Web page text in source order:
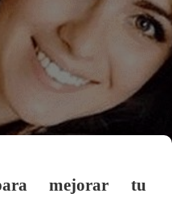
mejorar tu